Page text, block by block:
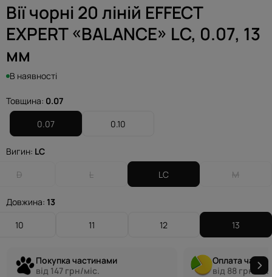
Вії чорні 20 ліній EFFECT
EXPERT «BALANCE» LC, 0.07, 13
мм
В наявності
Товщина: 0.07
0.07
0.10
Вигин: LC
D
L LC M
Довжина: 13
10
11 12 13
Покупка частинами
від 147 грн/міс.
Оплата
від 88 грн/